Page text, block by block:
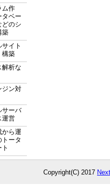
ム作
タベー
どのシ
築
イト
構築
解析な
ジン対
サーバ
運営
から運
ータ
Copyright(C) 2017